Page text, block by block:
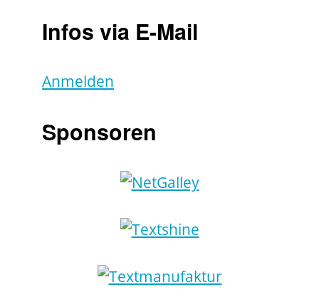
Infos via E-Mail
Anmelden
Sponsoren